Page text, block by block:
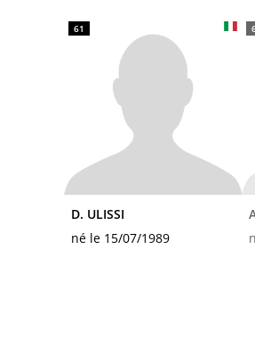
61
D. ULISSI
né le 15/07/1989